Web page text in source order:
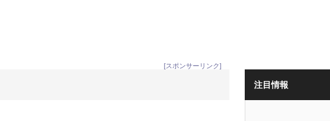
[スポンサーリンク]
注目情報